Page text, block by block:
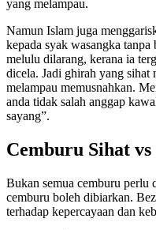
yang melampau.
Namun Islam juga
kepada syak wasangka
melulu dilarang, kerana ia
dicela. Jadi ghirah yang sihat
melampau memusnahkan.
anda tidak salah anggap
sayang”.
Cemburu Sihat
Bukan semua cemburu perlu
cemburu boleh dibiarkan.
terhadap kepercayaan dan